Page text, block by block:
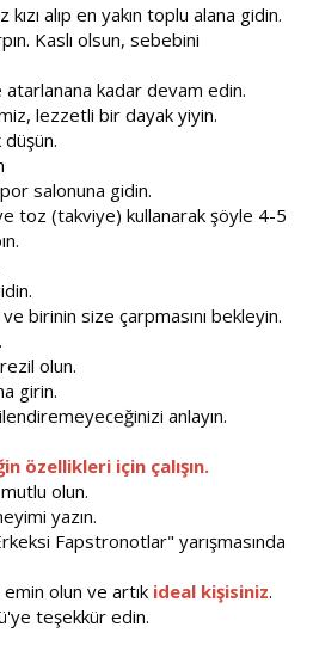
kızı alıp en yakın toplu alana gidin.
Kaslı olsun, sebebini
kadar devam edin.
lezzetli bir dayak yiyin.
düşün.
salonuna gidin.
toz (takviye) kullanarak şöyle 4-5
birinin size çarpmasını bekleyin.
olun.
girin.
anlayın.
özellikleri için çalışın.
olun.
yazın.
Fapstronotlar" yarışmasında
olun ve artık ideal kişisiniz.
teşekkür edin.